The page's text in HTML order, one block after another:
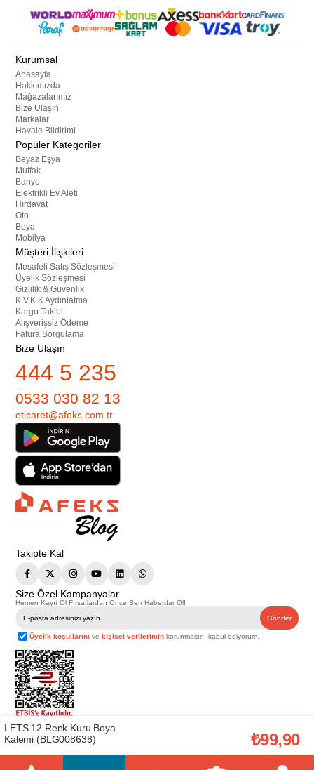
Kurumsal
Anasayfa
Hakkımızda
Mağazalarımız
Bize Ulaşın
Markalar
Havale Bildirimi
Popüler Kategoriler
Beyaz Eşya
Mutfak
Banyo
Elektrikli Ev Aleti
Hırdavat
Oto
Boya
Mobilya
Müşteri İlişkileri
Mesafeli Satış Sözleşmesi
Üyelik Sözleşmesi
Gizlilik & Güvenlik
K.V.K.K Aydınlatma
Kargo Takibi
Alışverişsiz Ödeme
Fatura Sorgulama
Bize Ulaşın
444 5 235
0533 030 82 13
eticaret@afeks.com.tr
Takipte Kal
Size Özel Kampanyalar
Hemen Kayıt Ol Fırsatlardan Önce Sen Haberdar Ol!
Gönder
Üyelik koşullarını vekişisel verilerimin korunmasını kabul ediyorum.
Telif Hakkı © 2026Afeks Yapı Market
. Tüm hakları saklıdır.
Bu web sitesindeki tüm ürünler ticari amaçlıdır. Web sitemizde yer alan
görsel ve yazılı içerikler firmamıza ait olup, firmamızın yazılı izni alınmadan
başka yerlerde kullanılamaz. İçeriklerin izin alınmadan kopyalanması ve
LETS 12 Renk Kuru Boya
Kalemi (BLG008638)
₺99,90